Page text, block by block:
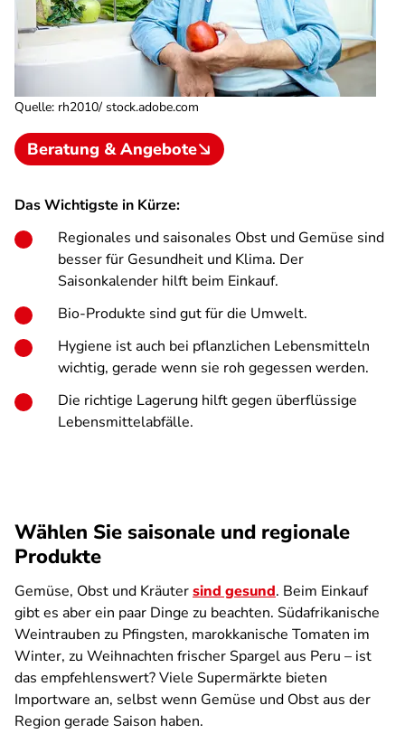
Quelle: rh2010/ stock.adobe.com
Beratung & Angebote
Das Wichtigste in Kürze:
Regionales und saisonales Obst und Gemüse sind
besser für Gesundheit und Klima. Der
Saisonkalender hilft beim Einkauf.
Bio-Produkte sind gut für die Umwelt.
Hygiene ist auch bei pflanzlichen Lebensmitteln
wichtig, gerade wenn sie roh gegessen werden.
Die richtige Lagerung hilft gegen überflüssige
Lebensmittelabfälle.
Wählen Sie saisonale und regionale
Produkte
Gemüse, Obst und Kräutersind gesund. Beim Einkauf
gibt es aber ein paar Dinge zu beachten. Südafrikanische
Weintrauben zu Pfingsten, marokkanische Tomaten im
Winter, zu Weihnachten frischer Spargel aus Peru – ist
das empfehlenswert? Viele Supermärkte bieten
Importware an, selbst wenn Gemüse und Obst aus der
Region gerade Saison haben.